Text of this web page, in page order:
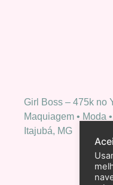
Girl Boss – 475k no
Maquiagem • Moda
Itajubá, MG